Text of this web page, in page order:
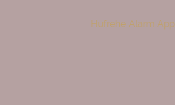
Hufrehe Alarm App